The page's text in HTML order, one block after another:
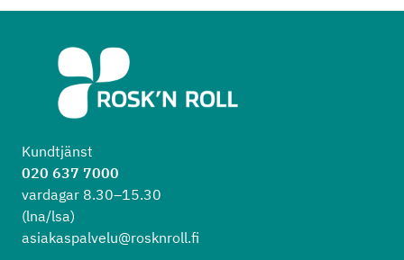
Kundtjänst
020 637 7000
vardagar 8.30–15.30
(lna/lsa)
asiakaspalvelu@rosknroll.fi